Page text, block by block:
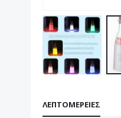
αρχή
ΛΕΠΤΟΜΈΡΕΙΕΣ